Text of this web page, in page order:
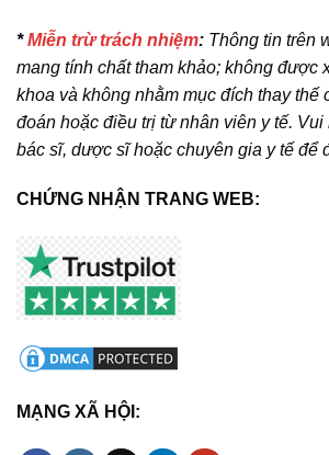
*Miễn trừ trách nhiệm: Thông tin trên
mang tính chất tham khảo; không được
khoa và không nhằm mục đích thay thế
đoán hoặc điều trị từ nhân viên y tế.
bác sĩ, dược sĩ hoặc chuyên gia y tế để
CHỨNG NHẬN TRANG WEB:
MẠNG XÃ HỘI: